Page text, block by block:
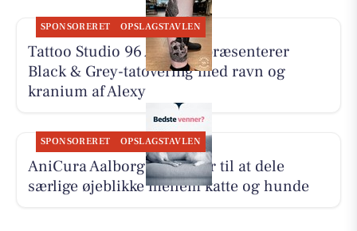
SPONSORERET OPSLAGSTAVLEN
Tattoo Studio 96 Aalborg præsenterer
Black & Grey-tatovering med ravn og
kranium af Alexy
SPONSORERET OPSLAGSTAVLEN
AniCura Aalborg opfordrer til at dele
særlige øjeblikke mellem katte og hunde